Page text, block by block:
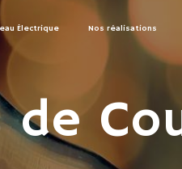
Électrique Nos réalisations